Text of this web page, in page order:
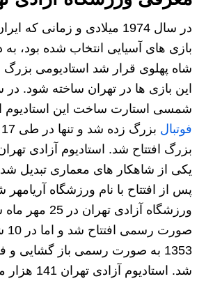
در سال 1974 میلادی و زمانی
بازی های آسیایی انتخاب شده بود،
شاه پهلوی قرار شد استادیومی بزرگ
شمسی استارت ساخت این استادیوم
فوتبال
بزرگ افتتاح شد. استادیوم آزادی
یکی از شاهکار های معماری تبدیل
پس از افتتاح با نام ورزشگاه
1353 به صورت رسمی باز گشایی و
شد.